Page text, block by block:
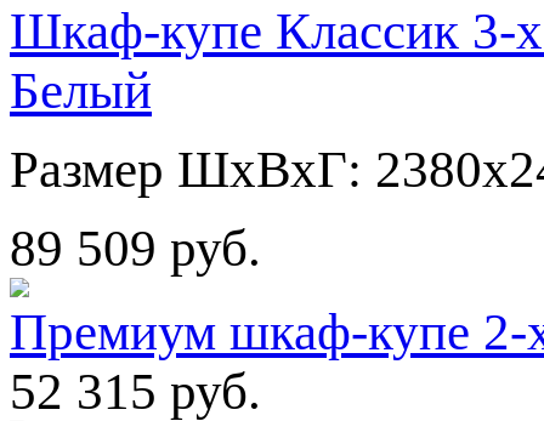
Шкаф-купе Классик 3-
Белый
Размер ШхВхГ:
89 509 руб.
Премиум шкаф-купе
52 315 руб.